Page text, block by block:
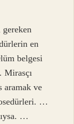
gereken
en
belgesi
ve
…
…